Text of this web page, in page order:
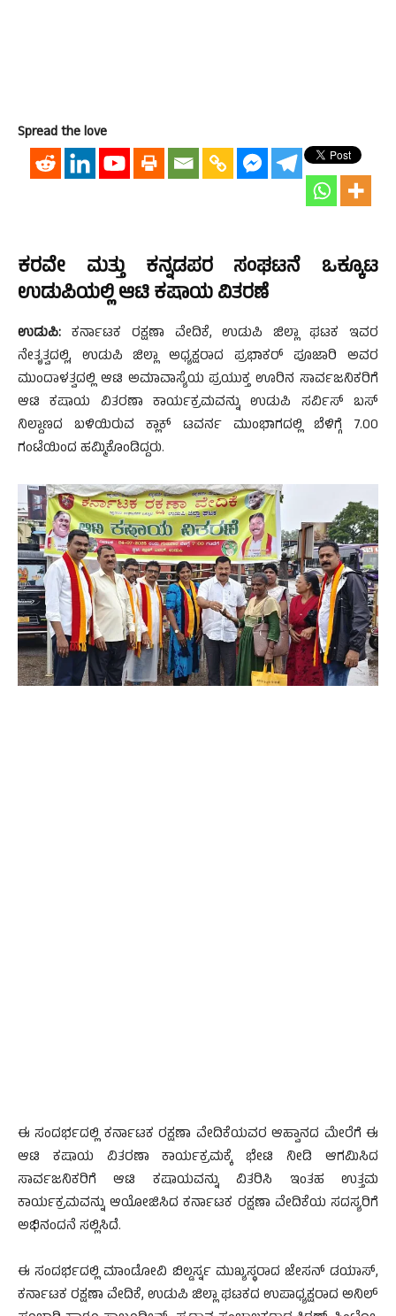
Spread the love
ಕರವೇ ಮತ್ತು ಕನ್ನಡಪರ ಸಂಘಟನೆ ಒಕ್ಕೂಟ
ಉಡುಪಿಯಲ್ಲಿ ಆಟಿ ಕಷಾಯ ವಿತರಣೆ
ಉಡುಪಿ: ಕರ್ನಾಟಕ ರಕ್ಷಣಾ ವೇದಿಕೆ, ಉಡುಪಿ ಜಿಲ್ಲಾ ಘಟಕ ಇವರ
ನೇತೃತ್ವದಲ್ಲಿ, ಉಡುಪಿ ಜಿಲ್ಲಾ ಅಧ್ಯಕ್ಷರಾದ ಪ್ರಭಾಕರ್ ಪೂಜಾರಿ ಅವರ
ಮುಂದಾಳತ್ವದಲ್ಲಿ ಆಟಿ ಅಮಾವಾಸ್ಯೆಯ ಪ್ರಯುಕ್ತ ಊರಿನ ಸಾರ್ವಜನಿಕರಿಗೆ
ಆಟಿ ಕಷಾಯ ವಿತರಣಾ ಕಾರ್ಯಕ್ರಮವನ್ನು ಉಡುಪಿ ಸರ್ವಿಸ್ ಬಸ್
ನಿಲ್ದಾಣದ ಬಳಿಯಿರುವ ಕ್ಲಾಕ್ ಟವರ್ನ ಮುಂಭಾಗದಲ್ಲಿ ಬೆಳಿಗ್ಗೆ 7.00
ಗಂಟೆಯಿಂದ ಹಮ್ಮಿಕೊಂಡಿದ್ದರು.
ಈ ಸಂದರ್ಭದಲ್ಲಿ ಕರ್ನಾಟಕ ರಕ್ಷಣಾ ವೇದಿಕೆಯವರ ಆಹ್ವಾನದ ಮೇರೆಗೆ ಈ
ಆಟಿ ಕಷಾಯ ವಿತರಣಾ ಕಾರ್ಯಕ್ರಮಕ್ಕೆ ಭೇಟಿ ನೀಡಿ ಆಗಮಿಸಿದ
ಸಾರ್ವಜನಿಕರಿಗೆ ಆಟಿ ಕಷಾಯವನ್ನು ವಿತರಿಸಿ ಇಂತಹ ಉತ್ತಮ
ಕಾರ್ಯಕ್ರಮವನ್ನು ಆಯೋಜಿಸಿದ ಕರ್ನಾಟಕ ರಕ್ಷಣಾ ವೇದಿಕೆಯ ಸದಸ್ಯರಿಗೆ
ಅಭಿನಂದನೆ ಸಲ್ಲಿಸಿದೆ.
ಈ ಸಂದರ್ಭದಲ್ಲಿ ಮಾಂಡೋವಿ ಬಿಲ್ಡರ್ಸ್ನ ಮುಖ್ಯಸ್ಥರಾದ ಜೇಸನ್ ಡಯಾಸ್,
ಕರ್ನಾಟಕ ರಕ್ಷಣಾ ವೇದಿಕೆ, ಉಡುಪಿ ಜಿಲ್ಲಾ ಘಟಕದ ಉಪಾಧ್ಯಕ್ಷರಾದ ಅನಿಲ್